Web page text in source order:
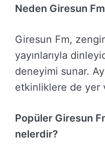
Neden Giresun
Giresun Fm,
yayınlarıyla
deneyimi sunar.
etkinliklere de yer
Popüler Giresun
nelerdir?